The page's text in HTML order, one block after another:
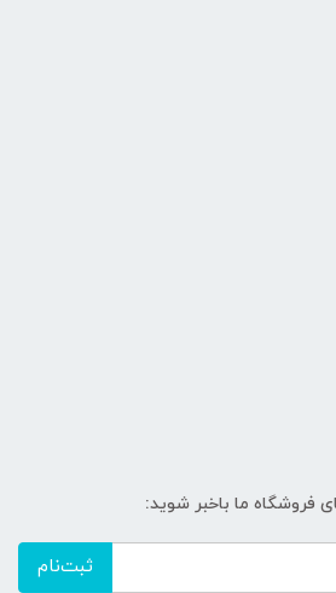
فروشگاه ما باخبر شوید:
ثبت‌نام